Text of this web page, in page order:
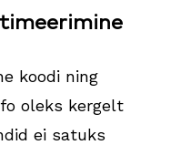
koodi ning
oleks kergelt
ei satuks